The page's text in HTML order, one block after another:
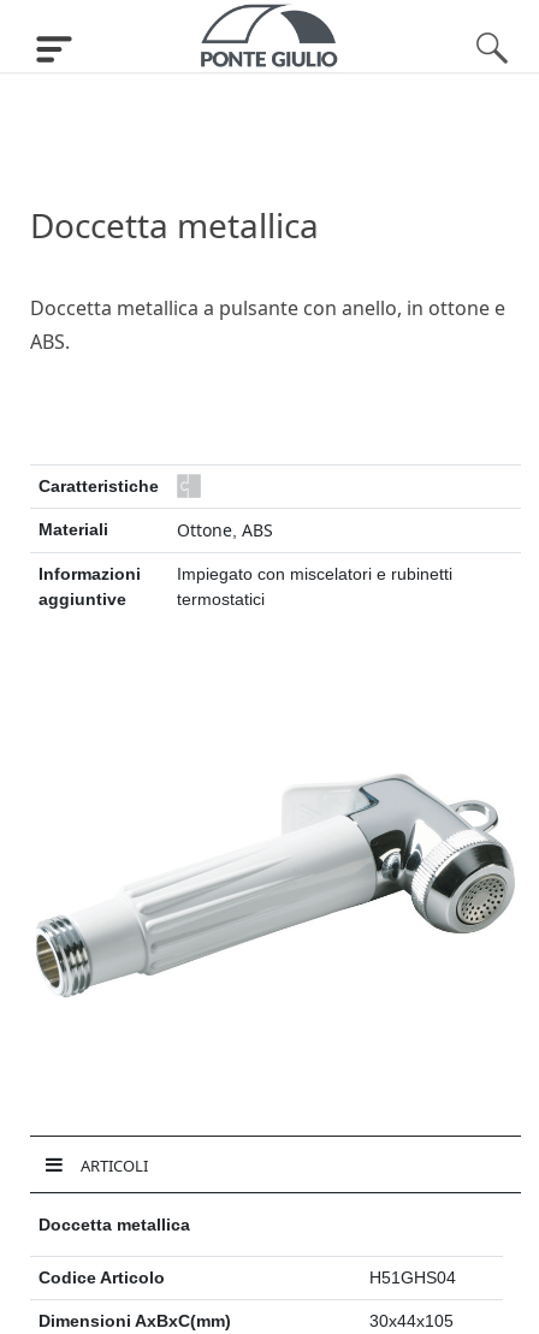
Doccetta metallica
Doccetta metallica a pulsante con anello, in ottone e
ABS.
Caratteristiche
Materiali Ottone ,ABS
Informazioni
aggiuntive
Impiegato con miscelatori e rubinetti
termostatici
ARTICOLI
Doccetta metallica
Codice Articolo H51GHS04
Dimensioni AxBxC(mm) 30x44x105